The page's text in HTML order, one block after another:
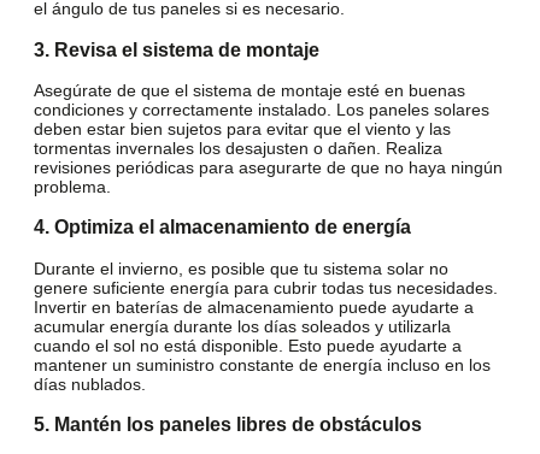
el ángulo de tus paneles si es necesario.
3. Revisa el sistema de montaje
Asegúrate de que el sistema de montaje esté en buenas
condiciones y correctamente instalado. Los paneles solares
deben estar bien sujetos para evitar que el viento y las
tormentas invernales los desajusten o dañen. Realiza
revisiones periódicas para asegurarte de que no haya ningún
problema.
4. Optimiza el almacenamiento de energía
Durante el invierno, es posible que tu sistema solar no
genere suficiente energía para cubrir todas tus necesidades.
Invertir en baterías de almacenamiento puede ayudarte a
acumular energía durante los días soleados y utilizarla
cuando el sol no está disponible. Esto puede ayudarte a
mantener un suministro constante de energía incluso en los
días nublados.
5. Mantén los paneles libres de obstáculos